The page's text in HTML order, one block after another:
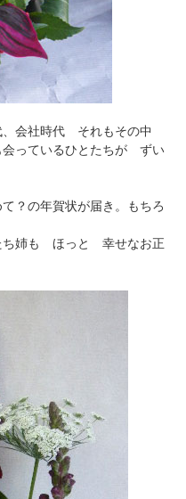
、会社時代 それもその中
っているひとたちが ずい
の年賀状が届き。もちろ
ち姉も ほっと 幸せなお正